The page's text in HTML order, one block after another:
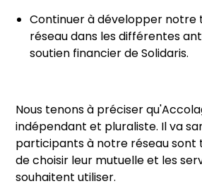
Continuer à développer
réseau dans les différentes
soutien financier de Solidaris.
Nous tenons à préciser
indépendant et pluraliste. Il va
participants à notre réseau
de choisir leur mutuelle et les
souhaitent utiliser.